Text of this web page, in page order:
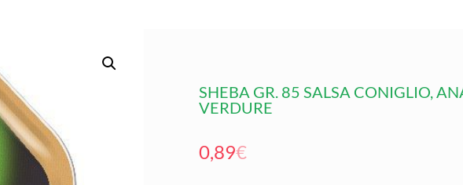
SHEBA GR. 85 SALSA CONIGLIO,
VERDURE
0,89€